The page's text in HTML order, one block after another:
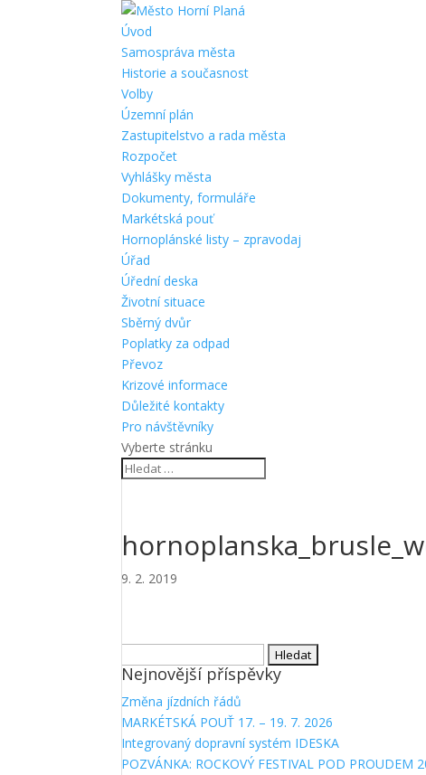
Úvod
Samospráva města
Historie a současnost
Volby
Územní plán
Zastupitelstvo a rada města
Rozpočet
Vyhlášky města
Dokumenty, formuláře
Markétská pouť
Hornoplánské listy – zpravodaj
Úřad
Úřední deska
Životní situace
Sběrný dvůr
Poplatky za odpad
Převoz
Krizové informace
Důležité kontakty
Pro návštěvníky
Vyberte stránku
9. 2. 2019
Nejnovější příspěvky
Změna jízdních řádů
MARKÉTSKÁ POUŤ 17. – 19. 7. 2026
Integrovaný dopravní systém IDESKA
POZVÁNKA: ROCKOVÝ FESTIVAL POD PROUDEM